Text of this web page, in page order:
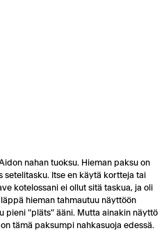
nahan tuoksu. Hieman paksu on
setelitasku. Itse en käytä kortteja tai
kotelossani ei ollut sitä taskua, ja oli
hieman tahmautuu näyttöön
pieni "pläts" ääni. Mutta ainakin näyttö
tämä paksumpi nahkasuoja edessä.